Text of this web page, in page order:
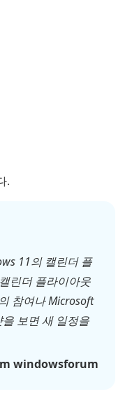
.
11의 캘린더 플
린더 플라이아웃
참여나 Microsoft
보면 새 일정을
windowsforum